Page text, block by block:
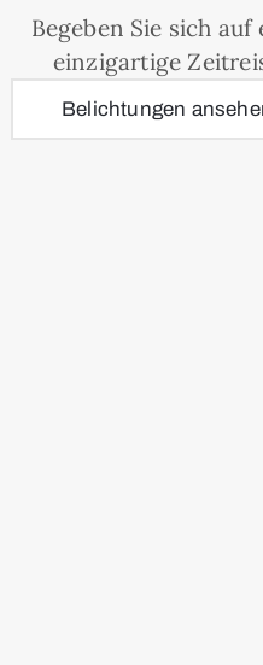
Begeben Sie sich auf
einzigartige
Belichtungen